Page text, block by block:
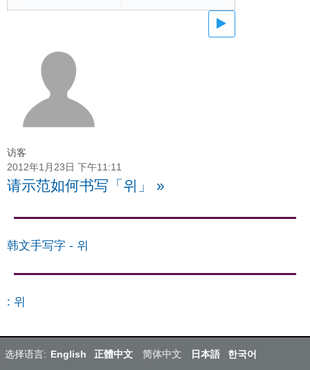
访客
2012年1月23日 下午11:11
请示范如何书写「위」 »
韩文手写字 - 위
: 위
选择语言: English 正體中文 简体中文 日本語 한국어